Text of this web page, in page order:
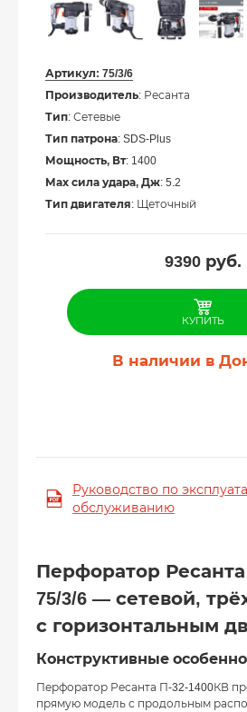
Артикул: 75/3/6
Производитель: Ресанта
Тип: Сетевые
Тип патрона: SDS-Plus
Мощность, Вт: 1400
Мах сила удара, Дж: 5.2
Тип двигателя: Щеточный
9390руб.
КУПИТЬ
В наличии в
Руководство по
обслуживанию
Перфоратор Ресанта
75/3/6 — сетевой,
с горизонтальным
Конструктивные
Перфоратор Ресанта П-32-1400КВ
прямую модель с продольным